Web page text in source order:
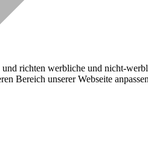
richten werbliche und nicht-
Bereich unserer Webseite